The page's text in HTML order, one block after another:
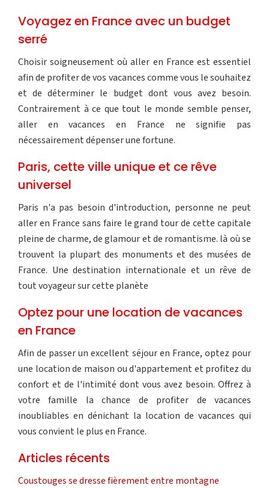
Voyagez en France avec un budget
serré
Choisir soigneusement où aller en France est essentiel
afin de profiter de vos vacances comme vous le souhaitez
et de déterminer le budget dont vous avez besoin.
Contrairement à ce que tout le monde semble penser,
aller en vacances en France ne signifie pas
nécessairement dépenser une fortune.
Paris, cette ville unique et ce rêve
universel
Paris n'a pas besoin d'introduction, personne ne peut
aller en France sans faire le grand tour de cette capitale
pleine de charme, de glamour et de romantisme. là où se
trouvent la plupart des monuments et des musées de
France. Une destination internationale et un rêve de
tout voyageur sur cette planète
Optez pour une location de vacances
en France
Afin de passer un excellent séjour en France, optez pour
une location de maison ou d'appartement et profitez du
confort et de l'intimité dont vous avez besoin. Offrez à
votre famille la chance de profiter de vacances
inoubliables en dénichant la location de vacances qui
vous convient le plus en France.
Articles récents
Coustouges se dresse fièrement entre montagne